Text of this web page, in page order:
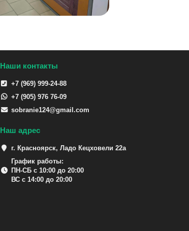
Наши контакты
+7 (969) 999-24-88
+7 (905) 976 76-09
sobranie124@gmail.com
Наш адрес
г. Красноярск, Ладо Кецховели 22а
График работы:
ПН-СБ с 10:00 до 20:00
ВС с 14:00 до 20:00